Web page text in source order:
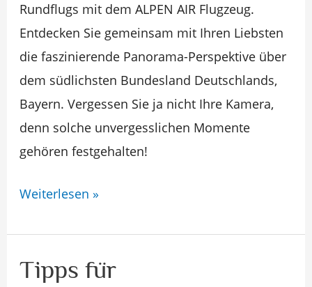
Rundflugs mit dem ALPEN AIR Flugzeug.
Entdecken Sie gemeinsam mit Ihren Liebsten
die faszinierende Panorama-Perspektive über
dem südlichsten Bundesland Deutschlands,
Bayern. Vergessen Sie ja nicht Ihre Kamera,
denn solche unvergesslichen Momente
gehören festgehalten!
Weiterlesen »
Tipps für
Tipps